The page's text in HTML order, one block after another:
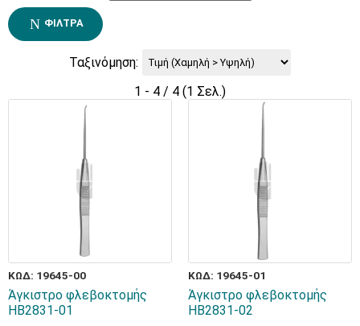
ΦΊΛΤΡΑ
Ταξινόμηση:
1 - 4 / 4 (1 Σελ.)
ΚΩΔ: 19645-00
Άγκιστρο φλεβοκτομής
HB2831-01
ΚΩΔ: 19645-01
Άγκιστρο φλεβοκτομής
HB2831-02